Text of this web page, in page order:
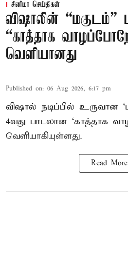
சினிமா செய்திகள்
விஷாலின் “மகுடம்”
“காத்தாக
வெளியானது
Published on: 06 Aug 2026, 6:17 pm
விஷால் நடிப்பில் உருவான
4வது பாடலான ‘காத்தாக
வெளியாகியுள்ளது.
Read More